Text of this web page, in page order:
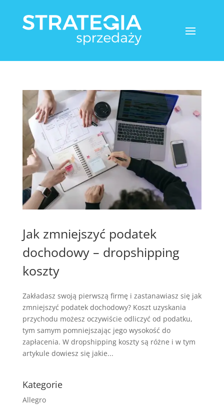
Jak zmniejszyć podatek
dochodowy – dropshipping
koszty
Zakładasz swoją pierwszą firmę i zastanawiasz się jak
zmniejszyć podatek dochodowy? Koszt uzyskania
przychodu możesz oczywiście odliczyć od podatku,
tym samym pomniejszając jego wysokość do
zapłacenia. W dropshipping koszty są różne i w tym
artykule dowiesz się jakie...
Kategorie
Allegro